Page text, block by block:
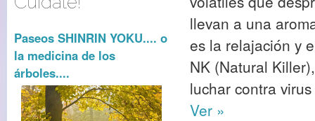
Paseos SHINRIN YOKU.... o
la medicina de los
árboles....
llevan a una
es la relajación y
NK (Natural
luchar contra
Ver »